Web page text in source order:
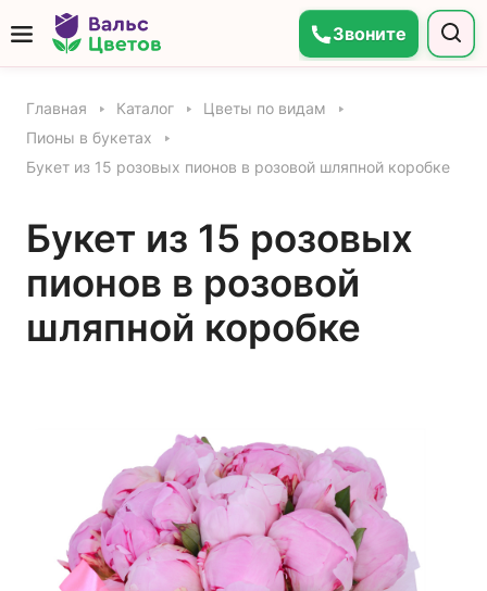
Звоните
Главная Каталог
Цветы по видам
Пионы в букетах
Букет из 15 розовых пионов в розовой шляпной коробке
Букет из 15 розовых
пионов в розовой
шляпной коробке